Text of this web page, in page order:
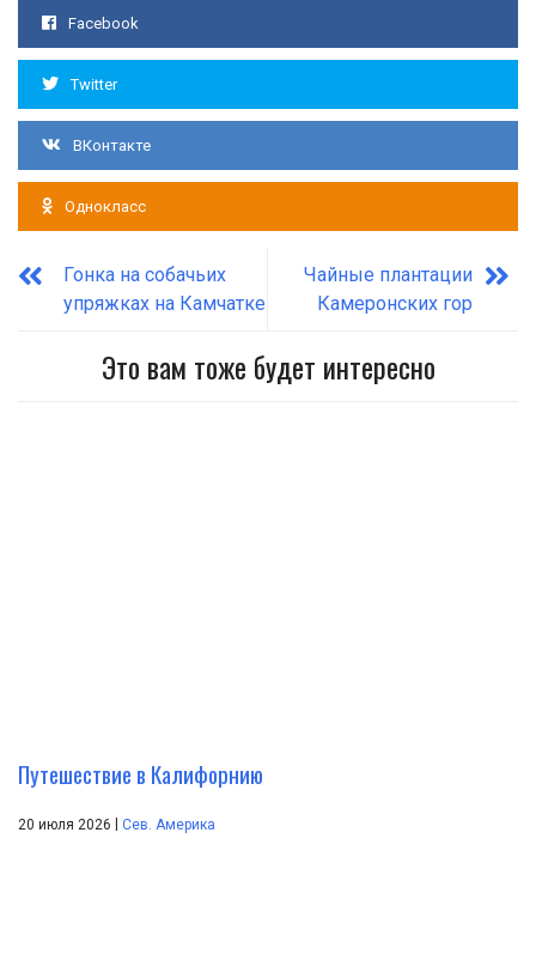
Facebook
Twitter
ВКонтакте
Однокласс
Гонка на собачьих
упряжках на Камчатке
Чайные плантации
Камеронских гор
Это вам тоже будет интересно
Путешествие в Калифорнию
20 июля 2026 Сев. Америка